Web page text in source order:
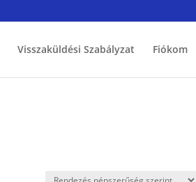
Visszaküldési Szabályzat Fiókom